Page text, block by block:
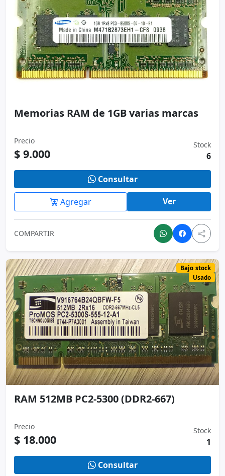
Memorias RAM de 1GB varias marcas
Precio
$ 9.000
Stock
6
Agregar Ver
COMPARTIR
Bajo stock
Usado
RAM 512MB PC2-5300 (DDR2-667)
Precio
$ 18.000
Stock
Consultar
Agregar Ver
COMPARTIR
* Precios y stock sujetos a actualización.